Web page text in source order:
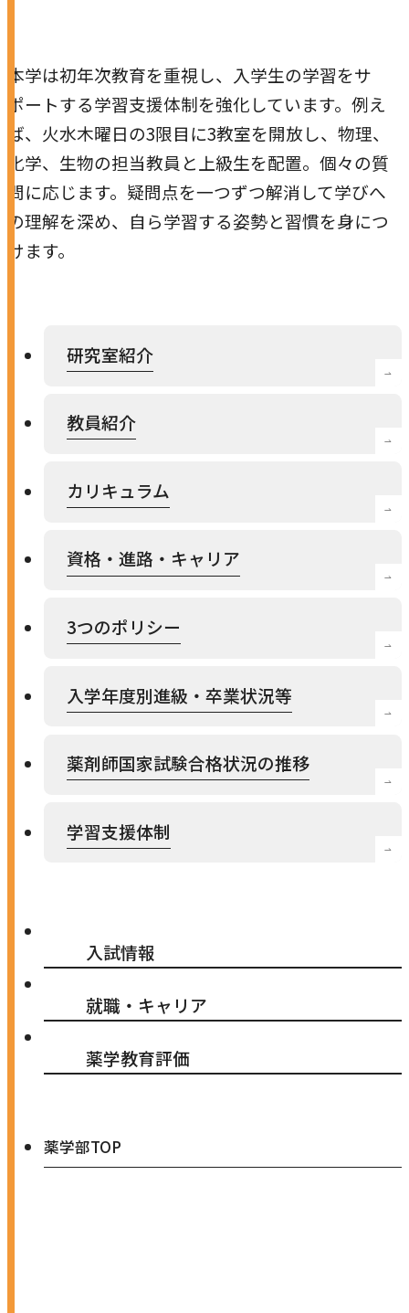
看護学部
農学部
大学院
経済経営学研究科
薬学研究科
農学研究科
教員紹介
全学教育機構
採用ご担当の方へ
在学生の方へ
本学への正規留学生に対する支援
本学への短期留学生に対する支援
海外協定校
キャンパス内国際交流
その他（国際協力等）
本学は初年次教育を重視し、入学生の学習をサ
ポートする学習支援体制を強化しています。例え
ば、火水木曜日の3限目に3教室を開放し、物理、
化学、生物の担当教員と上級生を配置。個々の質
問に応じます。疑問点を一つずつ解消して学びへ
の理解を深め、自ら学習する姿勢と習慣を身につ
けます。
研究室紹介
教員紹介
カリキュラム
資格・進路・キャリア
3つのポリシー
入学年度別進級・卒業状況等
薬剤師国家試験合格状況の推移
学習支援体制
入試情報
就職・キャリア
薬学教育評価
薬学部TOP